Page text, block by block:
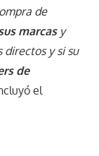
de
marcas y
y si su
de
el